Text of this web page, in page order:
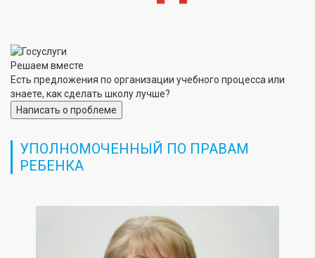
Решаем вместе
Есть предложения по организации учебного процесса или
знаете, как сделать школу лучше?
Написать о проблеме
УПОЛНОМОЧЕННЫЙ ПО ПРАВАМ
РЕБЕНКА